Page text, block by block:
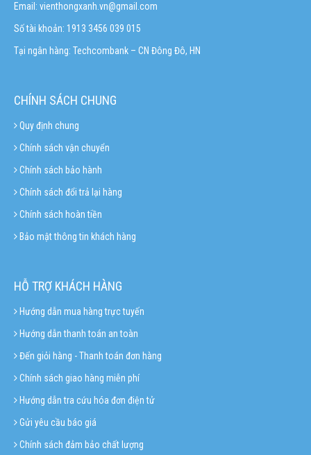
Email: vienthongxanh.vn@gmail.com
Số tài khoản: 1913 3456 039 015
Tại ngân hàng: Techcombank – CN Đông Đô, HN
CHÍNH SÁCH CHUNG
Quy định chung
Chính sách vận chuyển
Chính sách bảo hành
Chính sách đổi trả lại hàng
Chính sách hoàn tiền
Bảo mật thông tin khách hàng
HỖ TRỢ KHÁCH HÀNG
Hướng dẫn mua hàng trực tuyến
Hướng dẫn thanh toán an toàn
Đến giỏi hàng - Thanh toán đơn hàng
Chính sách giao hàng miễn phí
Hướng dẫn tra cứu hóa đơn điện tử
Gửi yêu cầu báo giá
Chính sách đảm bảo chất lượng